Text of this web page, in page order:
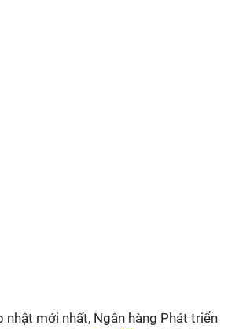
nhật mới nhất, Ngân hàng Phát triển